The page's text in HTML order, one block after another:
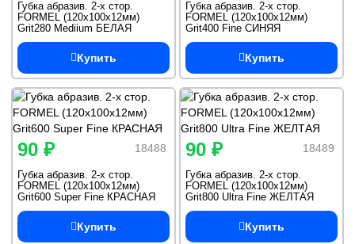
Губка абразив. 2-х стор.
FORMEL (120х100х12мм)
Grit280 Mediium БЕЛАЯ
Купить
Губка абразив. 2-х стор.
FORMEL (120х100х12мм)
Grit400 Fine СИНЯЯ
Купить
18488
90 ₽
Губка абразив. 2-х стор.
FORMEL (120х100х12мм)
Grit600 Super Fine КРАСНАЯ
Купить
18489
90 ₽
Губка абразив. 2-х стор.
FORMEL (120х100х12мм)
Grit800 Ultra Fine ЖЕЛТАЯ
Купить